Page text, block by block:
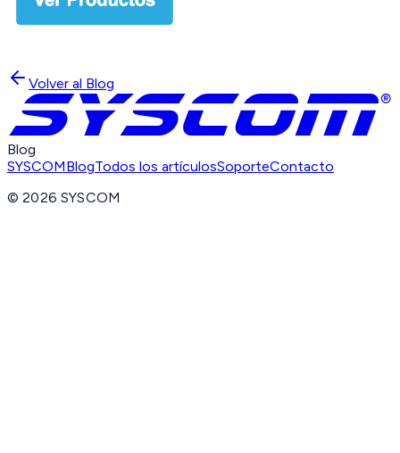
Volver al Blog
Blog
SYSCOMBlogTodos los artículosSoporteContacto
©2026 SYSCOM